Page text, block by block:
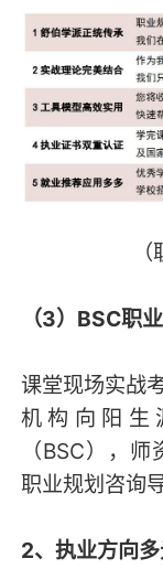
（3）BSC职
课堂现场实战
机构向阳生
（BSC），
职业规划咨询
2、执业方向